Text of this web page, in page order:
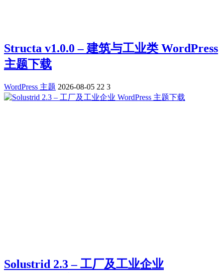
Structa v1.0.0 – 建筑与工业类 WordPress
主题下载
WordPress 主题 2026-08-05 22 3
Solustrid 2.3 – 工厂及工业企业